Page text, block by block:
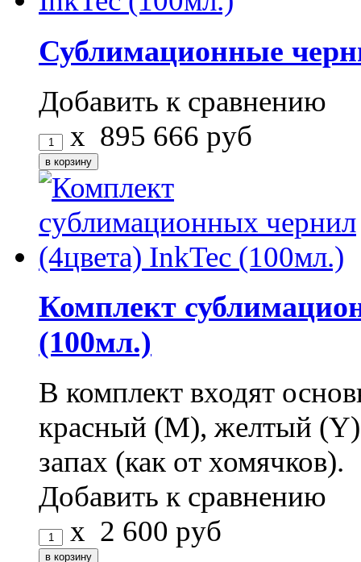
Сублимационные
Добавить к сравнению
x 895 666 руб
Комплект
(100мл.)
В комплект входят
красный (M), желтый
запах (как от хомячков).
Добавить к сравнению
x 2 600 руб